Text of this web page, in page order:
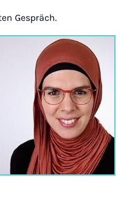
Gespräch.